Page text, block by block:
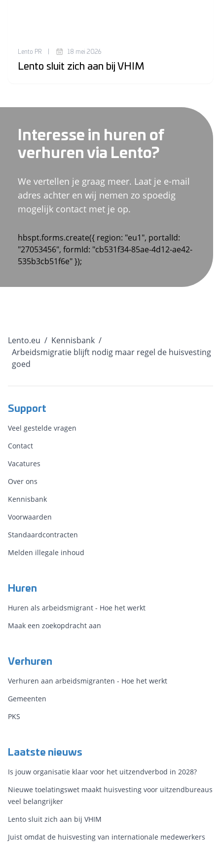
Lento PR 18 mei 2026
Lento sluit zich aan bij VHIM
Interesse in huren of
verhuren via Lento?
We vertellen je graag meer. Laat je e-mail
adres achter en wij nemen zo spoedig
mogelijk contact met je op.
hbspt.forms.create({ region: "eu1", portalId:
"27053456", formId: "cb531f34-85ae-4d12-ae42-
535b3cb51f6e" });
Lento.eu / Kennisbank /
Arbeidsmigratie blijft nodig maar regel de huisvesting
goed
Support
Veel gestelde vragen
Contact
Vacatures
Over ons
Kennisbank
Voorwaarden
Standaardcontracten
Melden illegale inhoud
Huren
Huren als arbeidsmigrant - Hoe het werkt
Maak een zoekopdracht aan
Verhuren
Verhuren aan arbeidsmigranten - Hoe het werkt
Gemeenten
PKS
Laatste nieuws
Is jouw organisatie klaar voor het uitzendverbod in 2028?
Nieuwe toelatingswet maakt huisvesting voor uitzendbureaus
veel belangrijker
Lento sluit zich aan bij VHIM
Juist omdat de huisvesting van internationale medewerkers